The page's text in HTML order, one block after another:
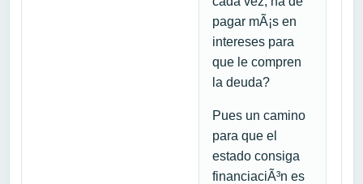
pagar mÃ¡s en
intereses para
que le compren
la deuda?
Pues un camino
para que el
estado consiga
financiaciÃ³n es